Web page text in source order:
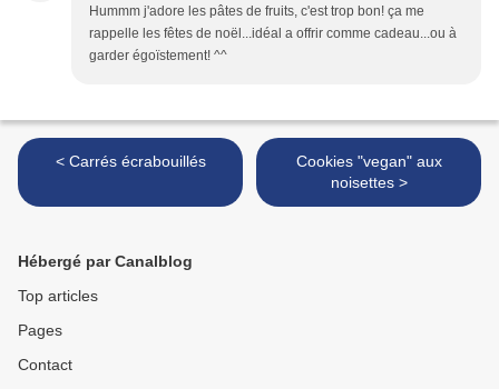
Hummm j'adore les pâtes de fruits, c'est trop bon! ça me
rappelle les fêtes de noël...idéal a offrir comme cadeau...ou à
garder égoïstement! ^^
< Carrés écrabouillés
Cookies "vegan" aux
noisettes >
Hébergé par Canalblog
Top articles
Pages
Contact